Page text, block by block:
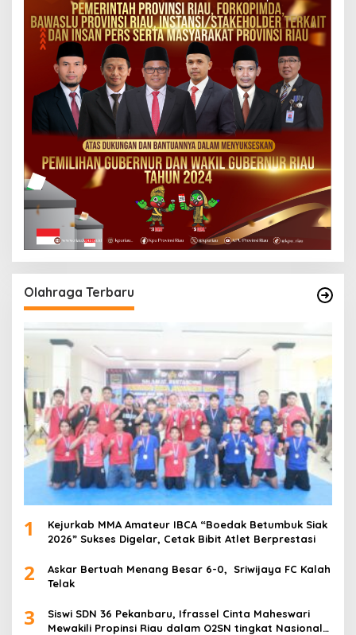
Olahraga Terbaru
1
Kejurkab MMA Amateur IBCA “Boedak Betumbuk Siak
2026” Sukses Digelar, Cetak Bibit Atlet Berprestasi
2
Askar Bertuah Menang Besar 6-0, Sriwijaya FC Kalah
Telak
3
Siswi SDN 36 Pekanbaru, Ifrassel Cinta Maheswari
Mewakili Propinsi Riau dalam O2SN tingkat Nasional